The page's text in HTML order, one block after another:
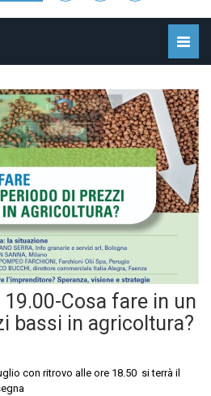
Toggle
19.00-Cosa fare in un
bassi in agricoltura?
con ritrovo alle ore 18.50 si terrà il